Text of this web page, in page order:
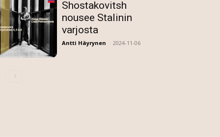
Shostakovitsh
nousee Stalinin
varjosta
Antti Häyrynen - 2024-11-06